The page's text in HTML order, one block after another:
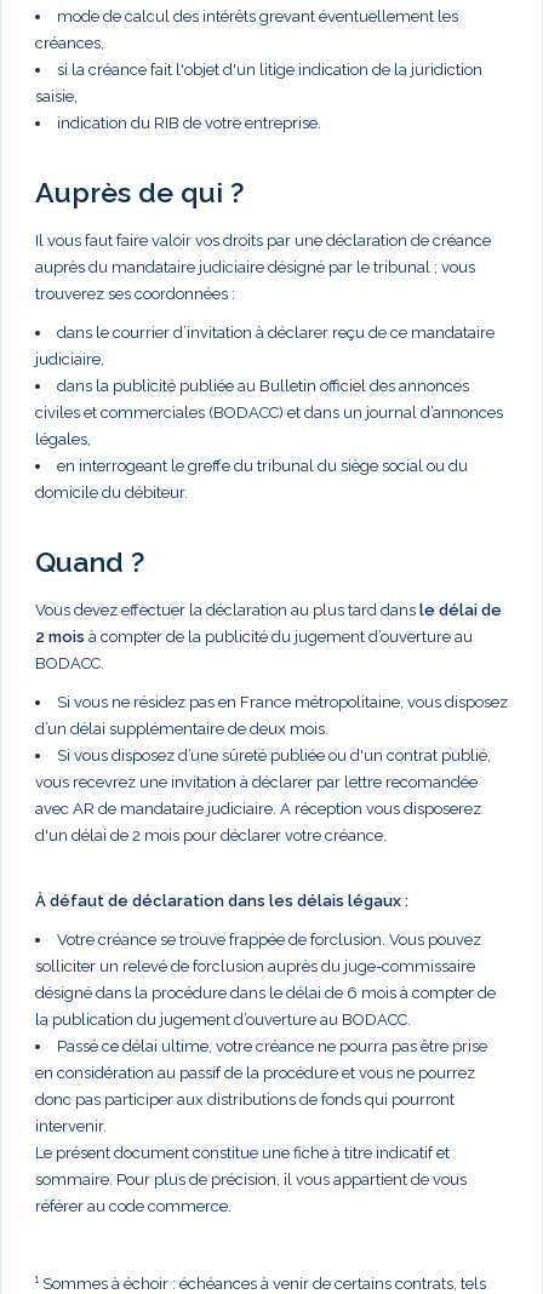
mode de calcul des intérêts grevant éventuellement les
créances,
si la créance fait l'objet d'un litige indication de la juridiction
saisie,
indication du RIB de votre entreprise.
Auprès de qui ?
Il vous faut faire valoir vos droits par une déclaration de créance
auprès du mandataire judiciaire désigné par le tribunal ; vous
trouverez ses coordonnées :
dans le courrier d’invitation à déclarer reçu de ce mandataire
judiciaire,
dans la publicité publiée au Bulletin officiel des annonces
civiles et commerciales (BODACC) et dans un journal d’annonces
légales,
en interrogeant le greffe du tribunal du siège social ou du
domicile du débiteur.
Quand ?
Vous devez effectuer la déclaration au plus tard dans le délai de
2 mois à compter de la publicité du jugement d’ouverture au
BODACC.
Si vous ne résidez pas en France métropolitaine, vous disposez
d’un délai supplémentaire de deux mois.
Si vous disposez d’une sûreté publiée ou d'un contrat publié,
vous recevrez une invitation à déclarer par lettre recomandée
avec AR de mandataire judiciaire. A réception vous disposerez
d'un délai de 2 mois pour déclarer votre créance.
À défaut de déclaration dans les délais légaux :
Votre créance se trouve frappée de forclusion. Vous pouvez
solliciter un relevé de forclusion auprès du juge-commissaire
désigné dans la procédure dans le délai de 6 mois à compter de
la publication du jugement d’ouverture au BODACC.
Passé ce délai ultime, votre créance ne pourra pas être prise
en considération au passif de la procédure et vous ne pourrez
donc pas participer aux distributions de fonds qui pourront
intervenir.
Le présent document constitue une fiche à titre indicatif et
sommaire. Pour plus de précision, il vous appartient de vous
référer au code commerce.
¹ Sommes à échoir : échéances à venir de certains contrats, tels